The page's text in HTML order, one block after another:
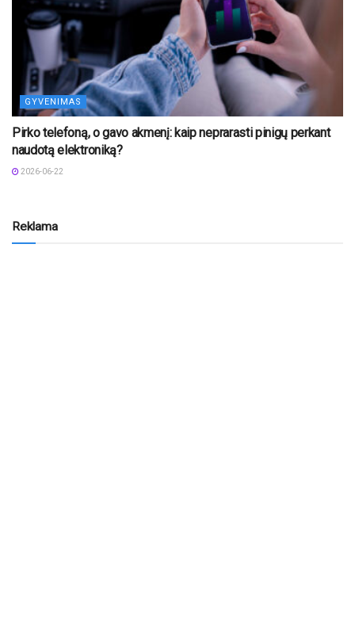
GYVENIMAS
Pirko telefoną, o gavo akmenį: kaip neprarasti pinigų perkant
naudotą elektroniką?
2026-06-22
Reklama